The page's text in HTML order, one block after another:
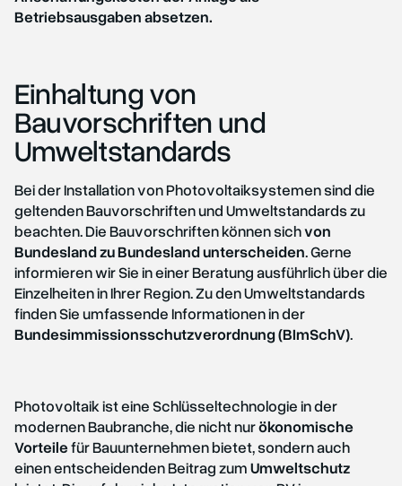
Betriebsausgaben absetzen.
Einhaltung von
Bauvorschriften und
Umweltstandards
Bei der Installation von Photovoltaiksystemen sind die
geltenden Bauvorschriften und Umweltstandards zu
beachten. Die Bauvorschriften können sichvon
Bundesland zu Bundesland unterscheiden. Gerne
informieren wir Sie in einer Beratung ausführlich über die
Einzelheiten in Ihrer Region. Zu den Umweltstandards
finden Sie umfassende Informationen in der
Bundesimmissionsschutzverordnung (BImSchV).
Photovoltaik ist eine Schlüsseltechnologie in der
modernen Baubranche, die nicht nurökonomische
Vorteilefür Bauunternehmen bietet, sondern auch
einen entscheidenden Beitrag zumUmweltschutz